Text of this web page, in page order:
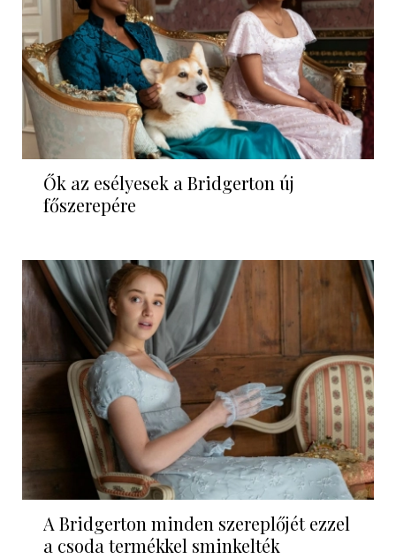
Ők az esélyesek a Bridgerton új
főszerepére
A Bridgerton minden szereplőjét ezzel
a csoda termékkel sminkelték